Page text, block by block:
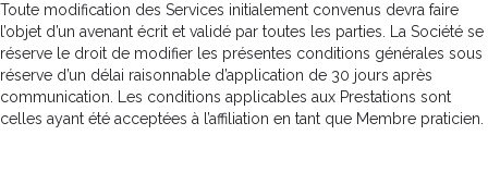
Toute modification des Services initialement convenus devra faire
l’objet d’un avenant écrit et validé par toutes les parties. La Société se
réserve le droit de modifier les présentes conditions générales sous
réserve d’un délai raisonnable d’application de 30 jours après
communication. Les conditions applicables aux Prestations sont
celles ayant été acceptées à l’affiliation en tant que Membre praticien.